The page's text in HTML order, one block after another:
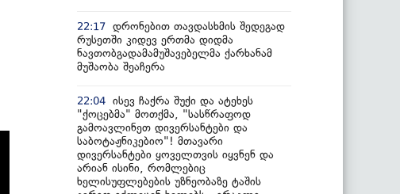
22:17 დრონებით თავდასხმის შედეგად
რუსეთში კიდევ ერთმა დიდმა
ნავთობგადამამუშავებელმა ქარხანამ
მუშაობა შეაჩერა
22:04 ისევ ჩაქრა შუქი და ატეხეს
"ქოცებმა" მოთქმა, "სასწრაფოდ
გამოავლინეთ დივერსანტები და
საბოტაჟნიკებიო"! მთავარი
დივერსანტები ყოველთვის იყვნენ და
არიან ისინი, რომლებიც
ხელისუფლებების უზნეობაზე ტაშის